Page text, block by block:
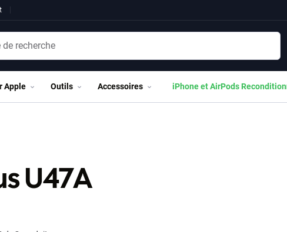
Apple Outils Accessoires iPhone et AirPods
U47A